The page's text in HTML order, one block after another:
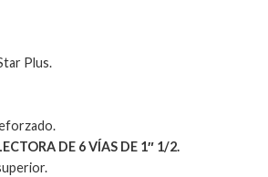
Plus.
DE 6 VÍAS DE 1″ 1/2.